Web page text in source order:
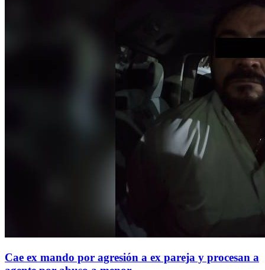
Cae ex mando por agresión a ex pareja y procesan a